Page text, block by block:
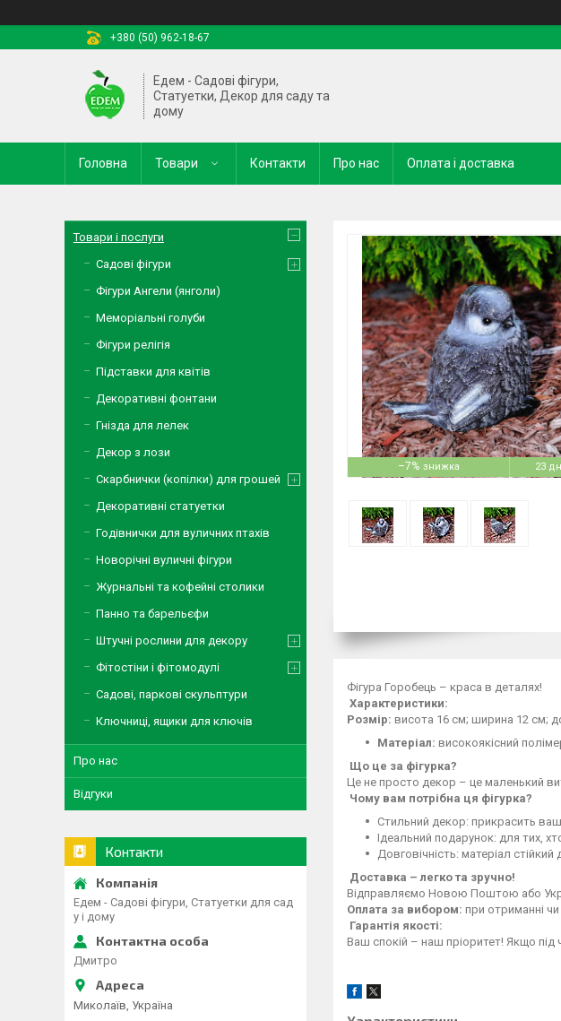
+380 (50) 962-18-67
Едем - Садові фігури,
Статуетки, Декор для саду та
дому
Головна Товари Контакти Про нас Оплата і доставка
–7% 23
Фігура Горобець – краса в деталях!
Характеристики:
Розмір: висота 16 см; ширина 12 см;
Матеріал: високоякісний
Що це за фігурка?
Це не просто декор – це маленький
Чому вам потрібна ця фігурка?
Стильний декор: прикрасить ваш
Ідеальний подарунок: для тих,
Довговічність: матеріал
Доставка – легко та зручно!
Відправляємо Новою Поштою або
Оплата за вибором: при отриманні
Гарантія якості:
Ваш спокій – наш пріоритет! Якщо під
Товари і послуги
Садові фігури
Фігури Ангели (янголи)
Меморіальні голуби
Фігури релігія
Підставки для квітів
Декоративні фонтани
Гнізда для лелек
Декор з лози
Скарбнички (копілки) для грошей
Декоративні статуетки
Годівнички для вуличних птахів
Новорічні вуличні фігури
Журнальні та кофейні столики
Панно та барельєфи
Штучні рослини для декору
Фітостіни і фітомодулі
Садові, паркові скульптури
Ключниці, ящики для ключів
Про нас
Відгуки
Контакти
Едем - Садові фігури, Статуетки для сад
у і дому
Дмитро
Миколаїв, Україна